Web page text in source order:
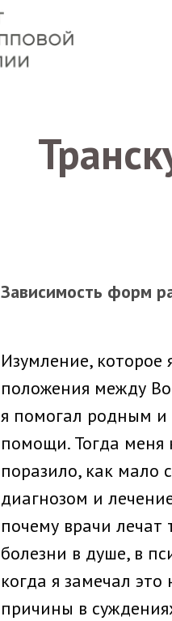
Зависимость форм
Изумление, которое
положения между
я помогал род­ным и
помощи. Тогда меня
поразило, как мало
диагнозом и
по­чему врачи лечат
болезни в душе, в
когда я замечал
причины в